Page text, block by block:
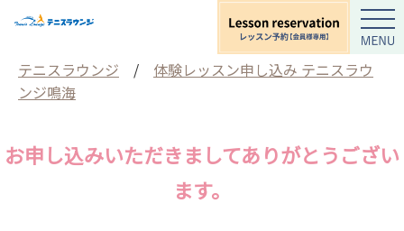
テニスラウンジ / 体験レッスン申し込み テニスラウ
ンジ鳴海
お申し込みいただきましてありがとうござい
ます。